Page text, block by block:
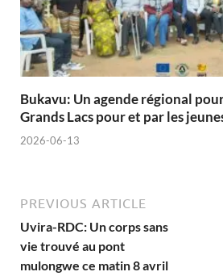
Bukavu: Un agende régional
Grands Lacs pour et par les
2026-06-13
PREVIOUS ARTICLE
Uvira-RDC: Un corps sans
vie trouvé au pont
mulongwe ce matin 8 avril